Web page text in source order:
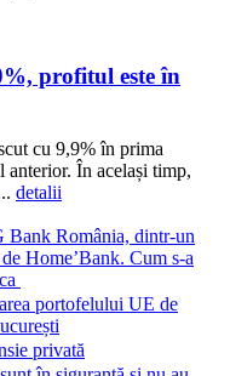
profitul este în
cu 9,9% în prima
anterior. În același timp,
detalii
Bank România, dintr-un
Home’Bank. Cum s-a
portofelului UE de
privată